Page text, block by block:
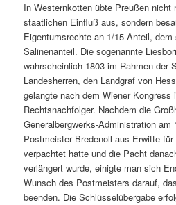
In Westernkotten übte Preußen nicht
staatlichen Einfluß aus, sondern
Eigentumsrechte an 1/15 Anteil,
Salinenanteil. Die sogenannte
wahrscheinlich 1803 im Rahmen der
Landesherren, den Landgraf von
gelangte nach dem Wiener Kongress
Rechtsnachfolger. Nachdem die
Generalbergwerks-Administration am
Postmeister Bredenoll aus Erwitte
verpachtet hatte und die Pacht
verlängert wurde, einigte man sich
Wunsch des Postmeisters darauf,
beenden. Die Schlüsselübergabe